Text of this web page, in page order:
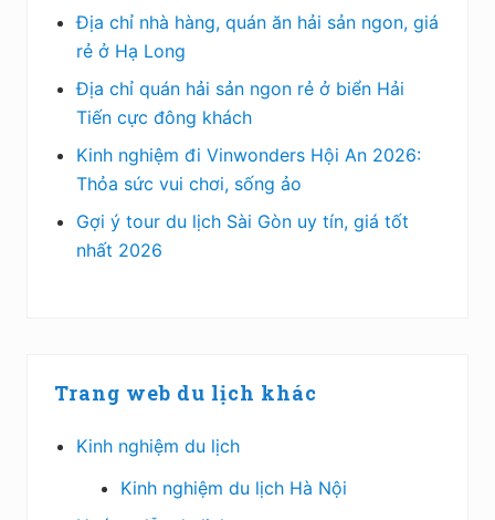
Địa chỉ nhà hàng, quán ăn hải sản ngon, giá
rẻ ở Hạ Long
Địa chỉ quán hải sản ngon rẻ ở biển Hải
Tiến cực đông khách
Kinh nghiệm đi Vinwonders Hội An 2026:
Thỏa sức vui chơi, sống ảo
Gợi ý tour du lịch Sài Gòn uy tín, giá tốt
nhất 2026
Trang web du lịch khác
Kinh nghiệm du lịch
Kinh nghiệm du lịch Hà Nội